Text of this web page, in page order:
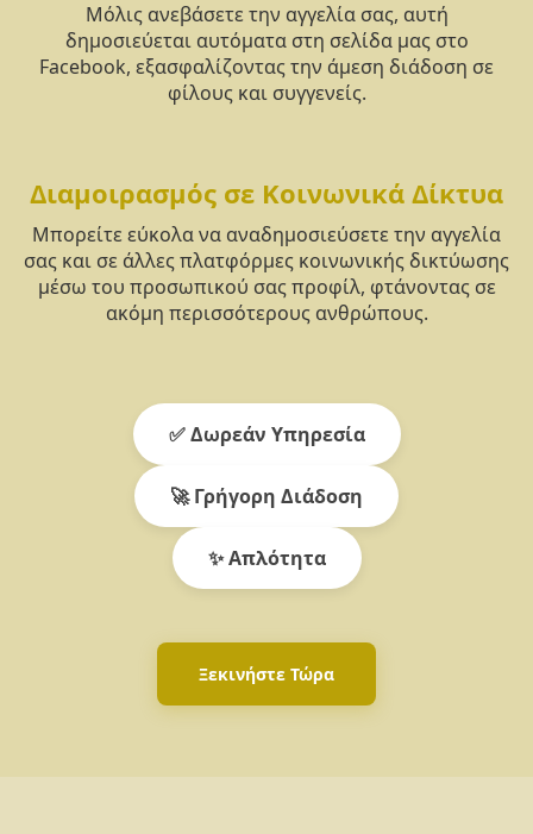
Μόλις ανεβάσετε την αγγελία σας, αυτή
δημοσιεύεται αυτόματα στη σελίδα μας στο
Facebook, εξασφαλίζοντας την άμεση διάδοση σε
φίλους και συγγενείς.
Διαμοιρασμός σε Κοινωνικά Δίκτυα
Μπορείτε εύκολα να αναδημοσιεύσετε την αγγελία
σας και σε άλλες πλατφόρμες κοινωνικής δικτύωσης
μέσω του προσωπικού σας προφίλ, φτάνοντας σε
ακόμη περισσότερους ανθρώπους.
✅ Δωρεάν Υπηρεσία
🚀 Γρήγορη Διάδοση
✨ Απλότητα
Ξεκινήστε Τώρα